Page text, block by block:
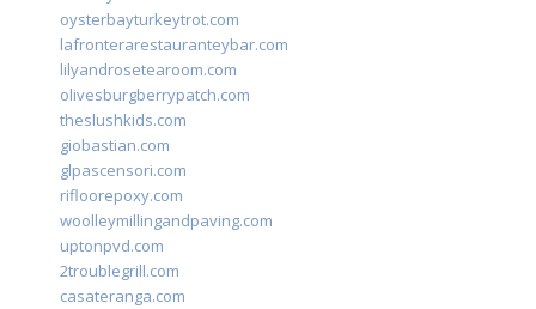
oysterbayturkeytrot.com
lafronterarestauranteybar.com
lilyandrosetearoom.com
olivesburgberrypatch.com
theslushkids.com
giobastian.com
glpascensori.com
rifloorepoxy.com
woolleymillingandpaving.com
uptonpvd.com
2troublegrill.com
casateranga.com